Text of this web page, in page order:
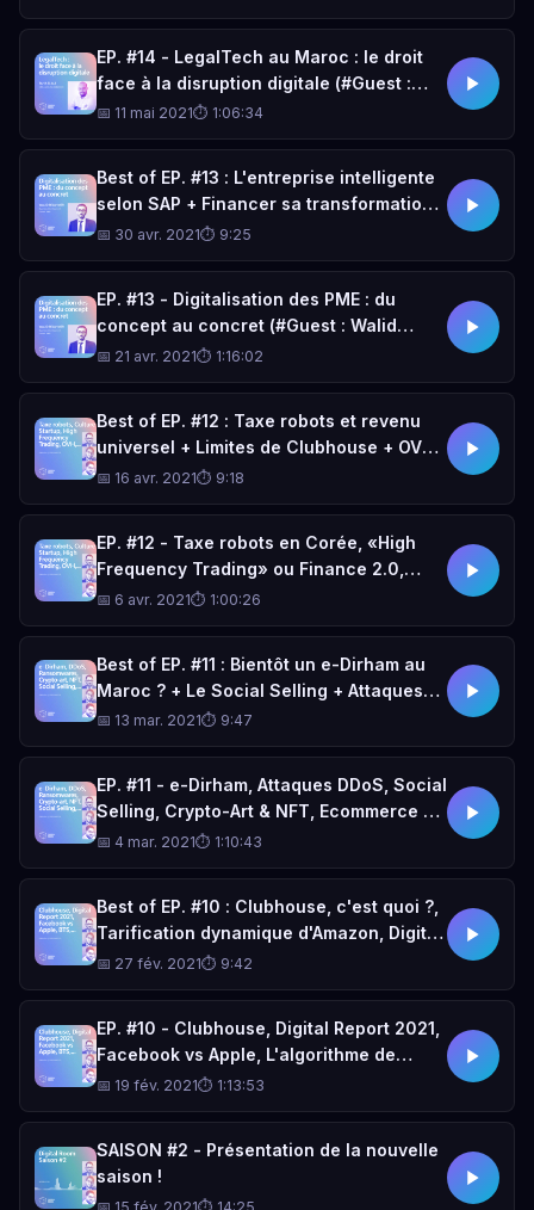
EP. #14 - LegalTech au Maroc : le droit
face à la disruption digitale (#Guest :
Taha EL ALJ)
📅 11 mai 2021⏱ 1:06:34
Best of EP. #13 : L'entreprise intelligente
selon SAP + Financer sa transformation
digitale au Maroc ? + Digitaliser sa PME
📅 30 avr. 2021⏱ 9:25
EP. #13 - Digitalisation des PME : du
concept au concret (#Guest : Walid
BELAHMER)
📅 21 avr. 2021⏱ 1:16:02
Best of EP. #12 : Taxe robots et revenu
universel + Limites de Clubhouse + OVH
et ses gestes commerciaux + «High
📅 16 avr. 2021⏱ 9:18
EP. #12 - Taxe robots en Corée, «High
Frequency Trading» ou Finance 2.0,
Culture «Startup» au Maroc, Limites de
📅 6 avr. 2021⏱ 1:00:26
Best of EP. #11 : Bientôt un e-Dirham au
Maroc ? + Le Social Selling + Attaques
DDoS & Ransomwares + Australie vs.
Facebook
📅 13 mar. 2021⏱ 9:47
EP. #11 - e-Dirham, Attaques DDoS, Social
Selling, Crypto-Art & NFT, Ecommerce &
Marjane, Facebook vs Australie,...
📅 4 mar. 2021⏱ 1:10:43
Best of EP. #10 : Clubhouse, c'est quoi ?,
Tarification dynamique d'Amazon, Digital
Report 2021 pour le Maroc
📅 27 fév. 2021⏱ 9:42
EP. #10 - Clubhouse, Digital Report 2021,
Facebook vs Apple, L'algorithme de
pricing d'Amazon, Data Breach de Slack,
📅 19 fév. 2021⏱ 1:13:53
SAISON #2 - Présentation de la nouvelle
saison !